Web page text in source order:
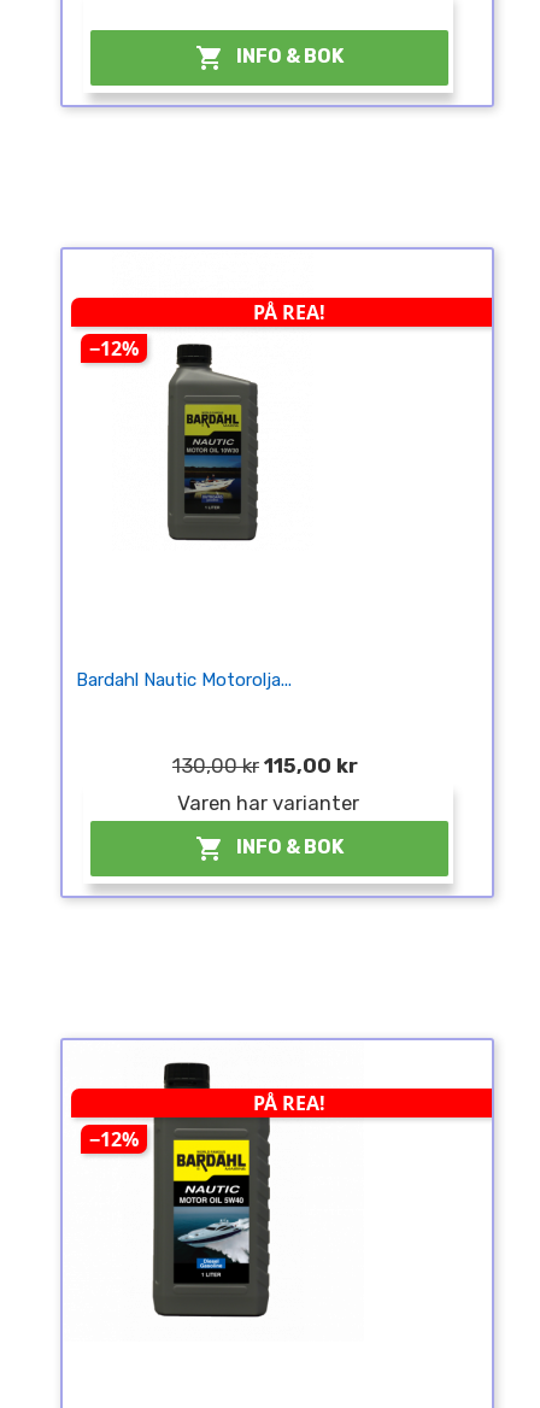
 INFO & BOK
PÅ REA!
−12%
Bardahl Nautic Motorolja...
130,00 kr 115,00 kr
Varen har varianter
 INFO & BOK
PÅ REA!
−12%